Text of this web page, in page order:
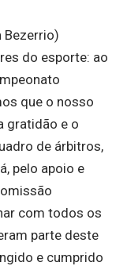
Bezerrio)
do esporte: ao
que o nosso
gratidão e o
de árbitros,
pelo apoio e
com todos os
parte deste
e cumprido